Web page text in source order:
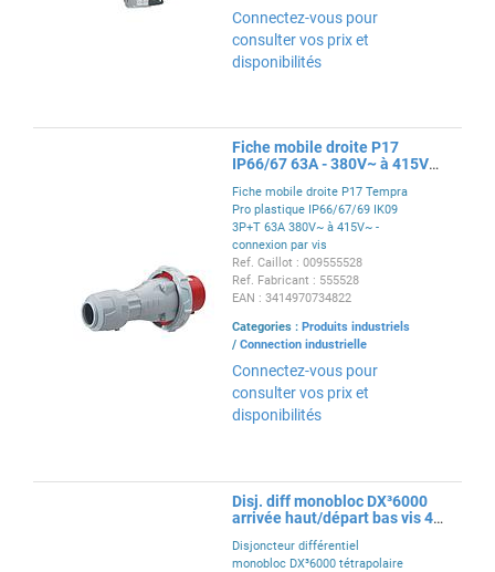
Connectez-vous pour
consulter vos prix et
disponibilités
Fiche mobile droite P17
IP66/67 63A - 380V~ à 415V~
Fiche mobile droite P17 Tempra
Pro plastique IP66/67/69 IK09
3P+T 63A 380V~ à 415V~ -
connexion par vis
Ref. Caillot : 009555528
Ref. Fabricant : 555528
EAN : 3414970734822
Categories : Produits industriels
/ Connection industrielle
Connectez-vous pour
consulter vos prix et
disponibilités
Disj. diff monobloc DX³6000
arrivée haut/départ bas vis 4P
Disjoncteur différentiel
monobloc DX³6000 tétrapolaire